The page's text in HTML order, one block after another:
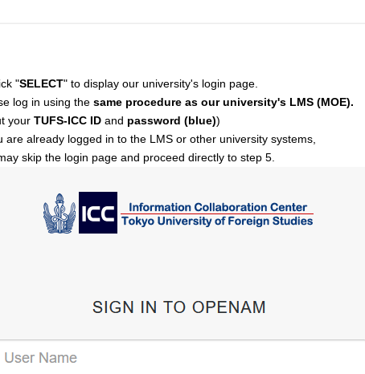
"SELECT" to display our university's login page.
log in using the same procedure as our university's LMS (MOE).
your TUFS-ICC IDand password (blue))
are already logged in to the LMS or other university systems,
skip the login page and proceed directly to step 5.